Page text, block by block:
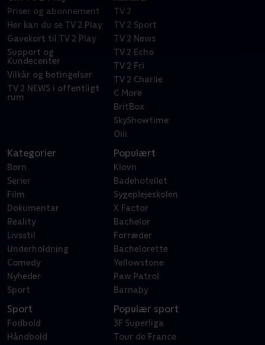
Priser og abonnement
Her kan du se TV 2 Play
Gavekort til TV 2 Play
Support og
Kundecenter
Vilkår og betingelser
TV 2 NEWS i offentligt
rum
TV 2
TV 2 Sport
TV 2 News
TV 2 Echo
TV 2 Fri
TV 2 Charlie
C More
BritBox
SkyShowtime
Oiii
Kategorier
Børn
Serier
Film
Dokumentar
Reality
Livsstil
Underholdning
Comedy
Nyheder
Sport
Populært
Klovn
Badehotellet
Sygeplejeskolen
X Factor
Bachelor
Forræder
Bachelorette
Yellowstone
Paw Patrol
Barnaby
Sport
Fodbold
Håndbold
Populær sport
3F Superliga
Tour de France